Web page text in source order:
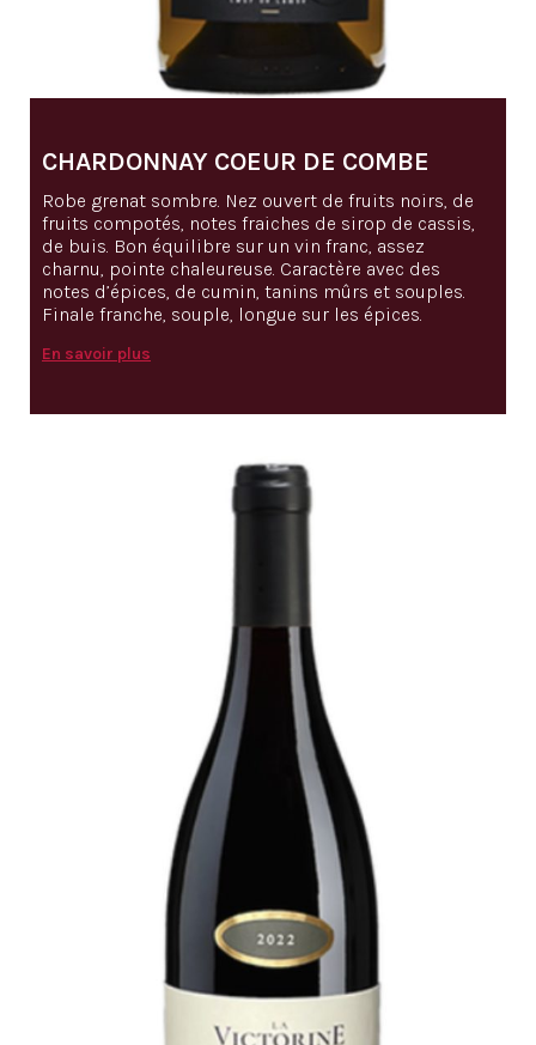
CHARDONNAY COEUR DE COMBE
Robe grenat sombre. Nez ouvert de fruits noirs, de
fruits compotés, notes fraiches de sirop de cassis,
de buis. Bon équilibre sur un vin franc, assez
charnu, pointe chaleureuse. Caractère avec des
notes d’épices, de cumin, tanins mûrs et souples.
Finale franche, souple, longue sur les épices.
En savoir plus